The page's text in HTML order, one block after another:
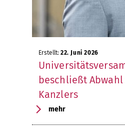
Erstellt: 22. Juni 2026
beschließt Abwahl
Kanzlers
mehr